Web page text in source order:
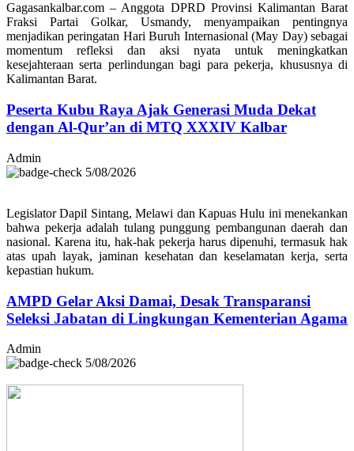
Gagasankalbar.com – Anggota DPRD Provinsi Kalimantan Barat
Fraksi Partai Golkar, Usmandy, menyampaikan pentingnya
menjadikan peringatan Hari Buruh Internasional (May Day) sebagai
momentum refleksi dan aksi nyata untuk meningkatkan
kesejahteraan serta perlindungan bagi para pekerja, khususnya di
Kalimantan Barat.
Peserta Kubu Raya Ajak Generasi Muda Dekat
dengan Al-Qur’an di MTQ XXXIV Kalbar
Admin
5/08/2026
Legislator Dapil Sintang, Melawi dan Kapuas Hulu ini menekankan
bahwa pekerja adalah tulang punggung pembangunan daerah dan
nasional. Karena itu, hak-hak pekerja harus dipenuhi, termasuk hak
atas upah layak, jaminan kesehatan dan keselamatan kerja, serta
kepastian hukum.
AMPD Gelar Aksi Damai, Desak Transparansi
Seleksi Jabatan di Lingkungan Kementerian Agama
Admin
5/08/2026